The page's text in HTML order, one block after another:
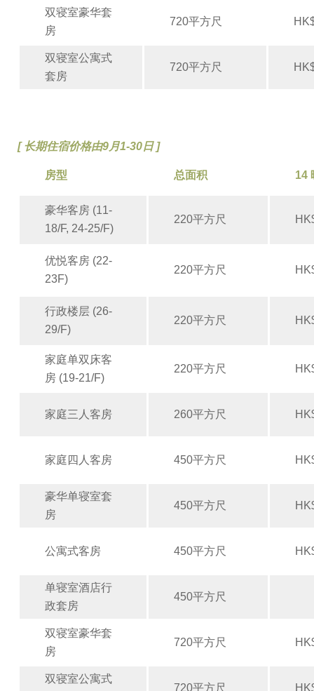
双寝室豪华套
房
720平方尺
双寝室公寓式
套房
720平方尺
[ 长期住宿价格由9月1-30日 ]
房型 总面积 14
豪华客房 (11-
18/F, 24-25/F)
220平方尺
优悦客房 (22-
23F)
220平方尺
行政楼层 (26-
29/F)
220平方尺
家庭单双床客
房 (19-21/F)
220平方尺
家庭三人客房 260平方尺
家庭四人客房 450平方尺
豪华单寝室套
房
450平方尺
公寓式客房 450平方尺
单寝室酒店行
政套房
450平方尺
双寝室豪华套
房
720平方尺
双寝室公寓式
720平方尺